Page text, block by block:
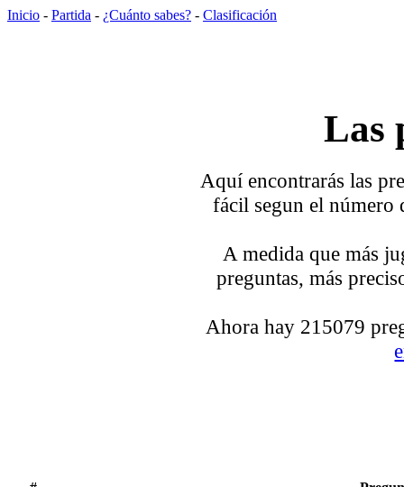
Inicio - Partida - ¿Cuánto sabes? - Clasificación
Las
Aquí encontrarás las
fácil segun el número
A medida que más
preguntas, más
Ahora hay 215079